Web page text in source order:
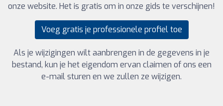
onze website. Het is gratis om in onze gids te verschijnen!
Voeg gratis je professionele profiel toe
Als je wijzigingen wilt aanbrengen in de gegevens in je
bestand, kun je het eigendom ervan claimen of ons een
e-mail sturen en we zullen ze wijzigen.